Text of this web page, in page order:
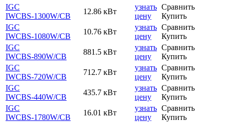
IGC
IWCBS-1300W/CB
12.86 кВт
узнать
цену
Сравнить
Купить
IGC
IWCBS-1080W/CB
10.76 кВт
узнать
цену
Сравнить
Купить
IGC
IWCBS-890W/CB
881.5 кВт
узнать
цену
Сравнить
Купить
IGC
IWCBS-720W/CB
712.7 кВт
узнать
цену
Сравнить
Купить
IGC
IWCBS-440W/CB
435.7 кВт
узнать
цену
Сравнить
Купить
IGC
IWCBS-1780W/CB
16.01 кВт
узнать
цену
Сравнить
Купить